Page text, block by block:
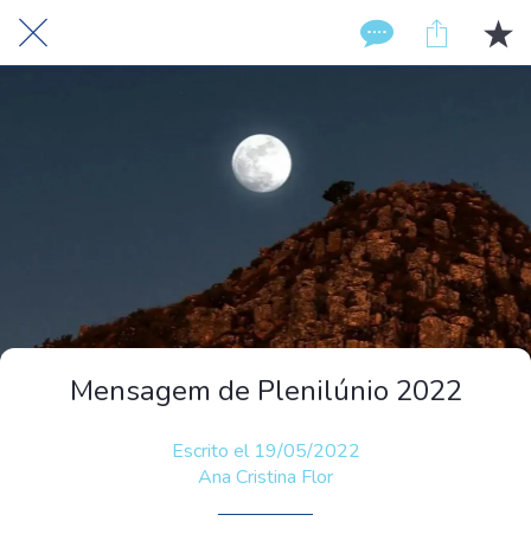
Mensagem de Plenilúnio 2022
Escrito el 19/05/2022
Ana Cristina Flor